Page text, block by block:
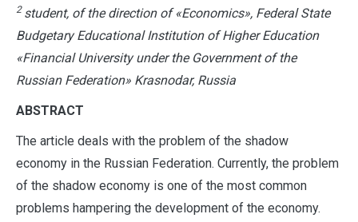
2 student, of the direction of «Economics», Federal State
Budgetary Educational Institution of Higher Education
«Financial University under the Government of the
Russian Federation» Krasnodar, Russia
ABSTRACT
The article deals with the problem of the shadow
economy in the Russian Federation. Currently, the problem
of the shadow economy is one of the most common
problems hampering the development of the economy.